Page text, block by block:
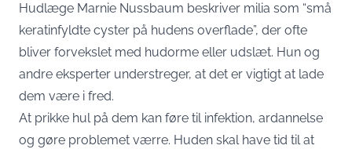
Hudlæge Marnie Nussbaum beskriver milia som “små
keratinfyldte cyster på hudens overflade”, der ofte
bliver forvekslet med hudorme eller udslæt. Hun og
andre eksperter understreger, at det er vigtigt at lade
dem være i fred.
At prikke hul på dem kan føre til infektion, ardannelse
og gøre problemet værre. Huden skal have tid til at